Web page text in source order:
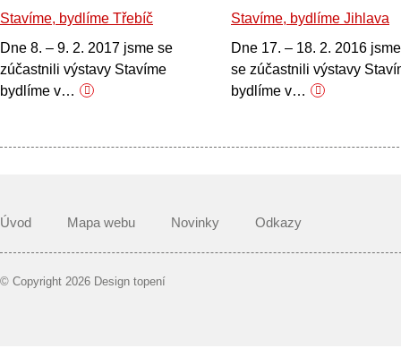
Stavíme, bydlíme Třebíč
Dne 8. – 9. 2. 2017 jsme se
zúčastnili výstavy Stavíme
bydlíme v…
více
Stavíme, bydlíme Jihlava
Dne 17. – 18. 2. 2016 jsme
se zúčastnili výstavy
bydlíme v…
více
Úvod Mapa webu Novinky Odkazy
© Copyright 2026 Design topení